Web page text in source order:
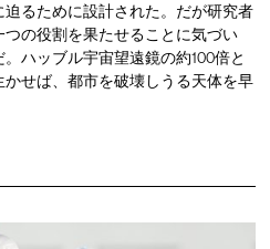
るために設計された。だが研究者
の役割を果たせることに気づい
ハッブル宇宙望遠鏡の約100倍と
せば、都市を破壊しうる天体を早